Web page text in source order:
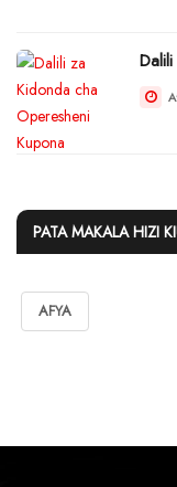
PATA MAKALA HIZI
AFYA